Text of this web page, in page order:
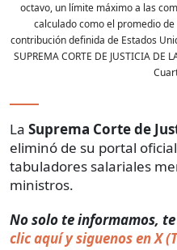
octavo, un límite máximo a las
calculado como el promedio
contribución definida de Estados
SUPREMA CORTE DE JUSTICIA DE
La Suprema Corte de
eliminó de su portal
tabuladores salariales
ministros.
No solo te informamos,
clic aquí y siguenos en X